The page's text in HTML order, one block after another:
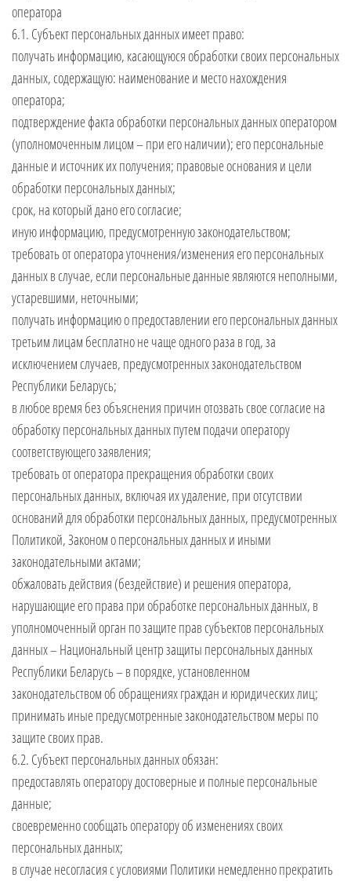
оператора
6.1. Субъект персональных данных имеет право:
получать информацию, касающуюся обработки своих персональных
данных, содержащую: наименование и место нахождения
оператора;
подтверждение факта обработки персональных данных оператором
(уполномоченным лицом – при его наличии); его персональные
данные и источник их получения; правовые основания и цели
обработки персональных данных;
срок, на который дано его согласие;
иную информацию, предусмотренную законодательством;
требовать от оператора уточнения/изменения его персональных
данных в случае, если персональные данные являются неполными,
устаревшими, неточными;
получать информацию о предоставлении его персональных данных
третьим лицам бесплатно не чаще одного раза в год, за
исключением случаев, предусмотренных законодательством
Республики Беларусь;
в любое время без объяснения причин отозвать свое согласие на
обработку персональных данных путем подачи оператору
соответствующего заявления;
требовать от оператора прекращения обработки своих
персональных данных, включая их удаление, при отсутствии
оснований для обработки персональных данных, предусмотренных
Политикой, Законом о персональных данных и иными
законодательными актами;
обжаловать действия (бездействие) и решения оператора,
нарушающие его права при обработке персональных данных, в
уполномоченный орган по защите прав субъектов персональных
данных – Национальный центр защиты персональных данных
Республики Беларусь – в порядке, установленном
законодательством об обращениях граждан и юридических лиц;
принимать иные предусмотренные законодательством меры по
защите своих прав.
6.2. Субъект персональных данных обязан:
предоставлять оператору достоверные и полные персональные
данные;
своевременно сообщать оператору об изменениях своих
персональных данных;
в случае несогласия с условиями Политики немедленно прекратить